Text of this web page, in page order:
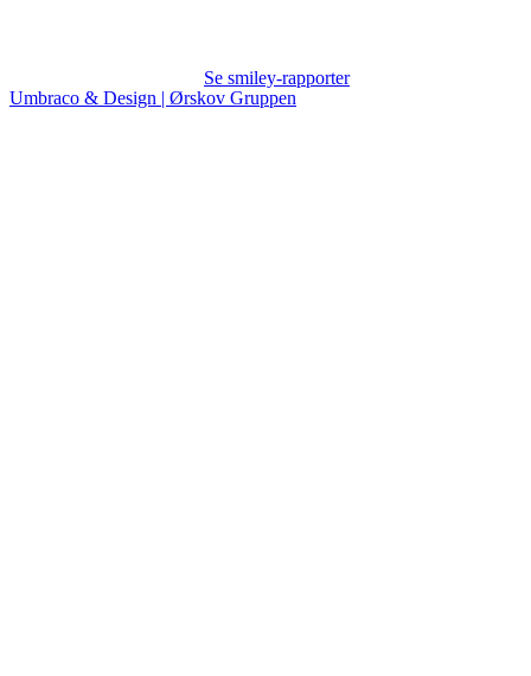
Se smiley-rapporter
Umbraco & Design | Ørskov Gruppen